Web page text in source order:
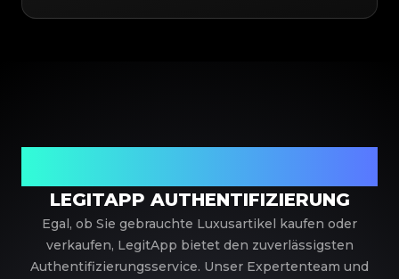
LEGITAPP AUTHENTIFIZIERUNG
Egal, ob Sie gebrauchte Luxusartikel kaufen oder
verkaufen, LegitApp bietet den zuverlässigsten
Authentifizierungsservice. Unser Expertenteam und